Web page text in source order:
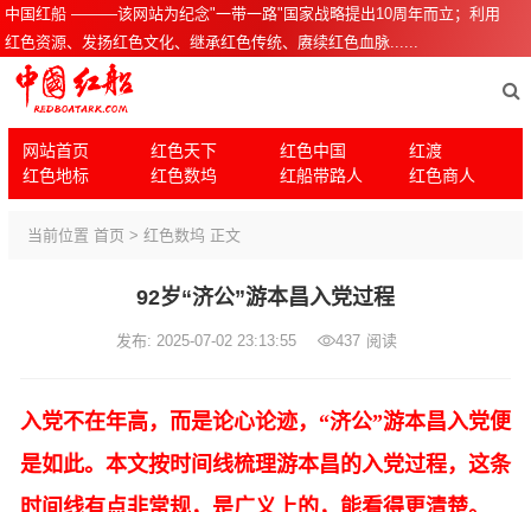
中国红船 ———该网站为纪念"一带一路"国家战略提出10周年而立；利用
红色资源、发扬红色文化、继承红色传统、赓续红色血脉......
网站首页 红色天下 红色中国
红渡
红色地标
红色数坞 红船带路人 红色商人
当前位置 首页 > 红色数坞 正文
92岁“济公”游本昌入党过程
发布: 2025-07-02 23:13:55 437 阅读
入党不在年高，而是论心论迹， “济公”游本昌入党便
是如此。本文按时间线梳理游本昌的入党过程，这条
时间线有点非常规，是广义上的，能看得更清楚。